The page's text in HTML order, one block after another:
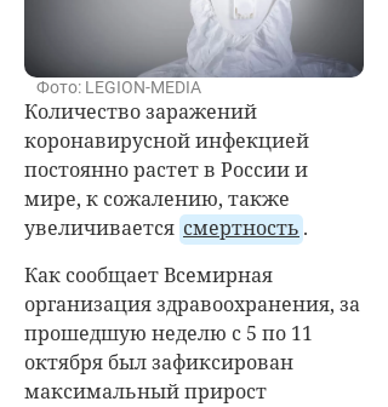
Фото: LEGION-MEDIA
Количество заражений
коронавирусной инфекцией
постоянно растет в России и
мире, к сожалению, также
увеличивается смертность .
Как сообщает Всемирная
организация здравоохранения, за
прошедшую неделю с 5 по 11
октября был зафиксирован
максимальный прирост